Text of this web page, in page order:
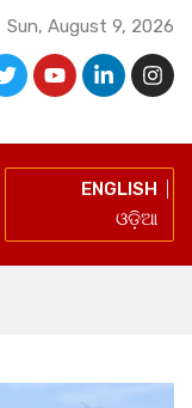
Sun, August 9, 2026
ENGLISH
ଓଡ଼ିଆ